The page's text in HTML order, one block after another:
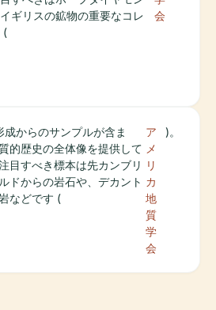
ギリスの鉱物の重要なコレ
(
会
成からのサンプルが含ま
的歴史の全体像を提供して
目すべき標本は先カンブリ
ドからの岩石や、デカント
などです (
ア
メ
リ
カ
地
質
学
会
)。